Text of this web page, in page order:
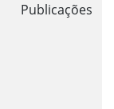
Publicações